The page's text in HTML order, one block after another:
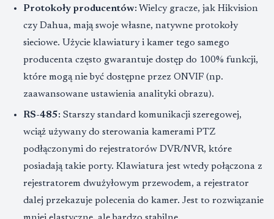
Protokoły producentów: Wielcy gracze, jak Hikvision
czy Dahua, mają swoje własne, natywne protokoły
sieciowe. Użycie klawiatury i kamer tego samego
producenta często gwarantuje dostęp do 100% funkcji,
które mogą nie być dostępne przez ONVIF (np.
zaawansowane ustawienia analityki obrazu).
RS-485: Starszy standard komunikacji szeregowej,
wciąż używany do sterowania kamerami PTZ
podłączonymi do rejestratorów DVR/NVR, które
posiadają takie porty. Klawiatura jest wtedy połączona z
rejestratorem dwużyłowym przewodem, a rejestrator
dalej przekazuje polecenia do kamer. Jest to rozwiązanie